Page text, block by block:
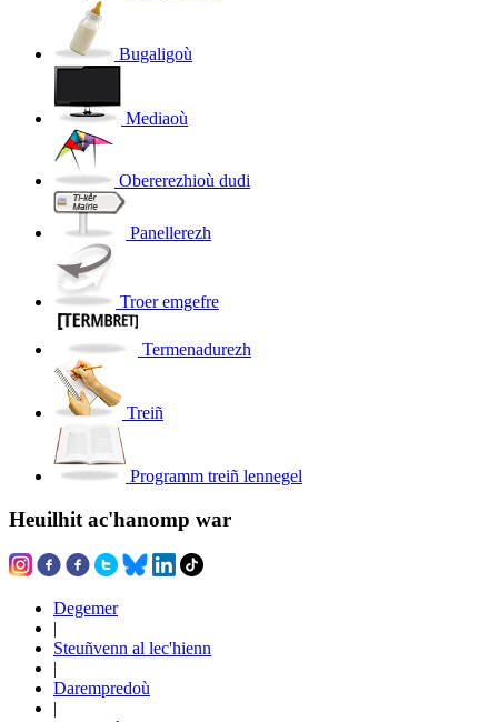
Bugaligoù
Mediaoù
Obererezhioù dudi
Panellerezh
Troer emgefre
Termenadurezh
Treiñ
Programm treiñ lennegel
Heuilhit ac'hanomp war
Degemer
|
Steuñvenn al lec'hienn
|
Darempredoù
|